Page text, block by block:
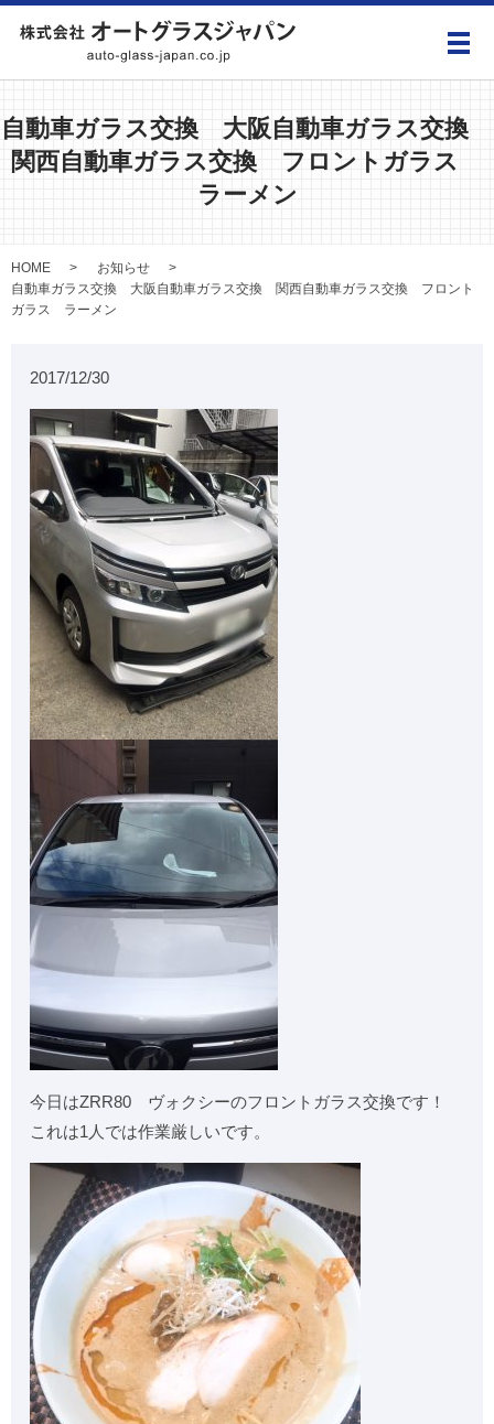
メ
自動車ガラス交換 大阪自動車ガラス交換
関西自動車ガラス交換 フロントガラス
ラーメン
HOME
お知らせ
自動車ガラス交換 大阪自動車ガラス交換 関西自動車ガラス交換 フロント
ガラス ラーメン
2017/12/30
今日はZRR80 ヴォクシーのフロントガラス交換です！
これは1人では作業厳しいです。